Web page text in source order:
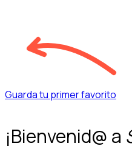
Guarda tu primer favorito
¡Bienvenid@ a